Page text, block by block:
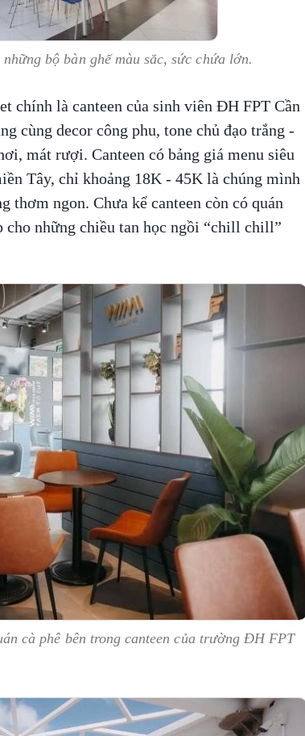
bộ bàn ghế màu sắc, sức chứa lớn.
chính là canteen của sinh viên ĐH FPT Cần
cùng decor công phu, tone chủ đạo trắng -
mát rượi. Canteen có bảng giá menu siêu
Tây, chỉ khoảng 18K - 45K là chúng mình
thơm ngon. Chưa kể canteen còn có quán
những chiều tan học ngồi “chill chill”
cà phê bên trong canteen của trường ĐH FPT